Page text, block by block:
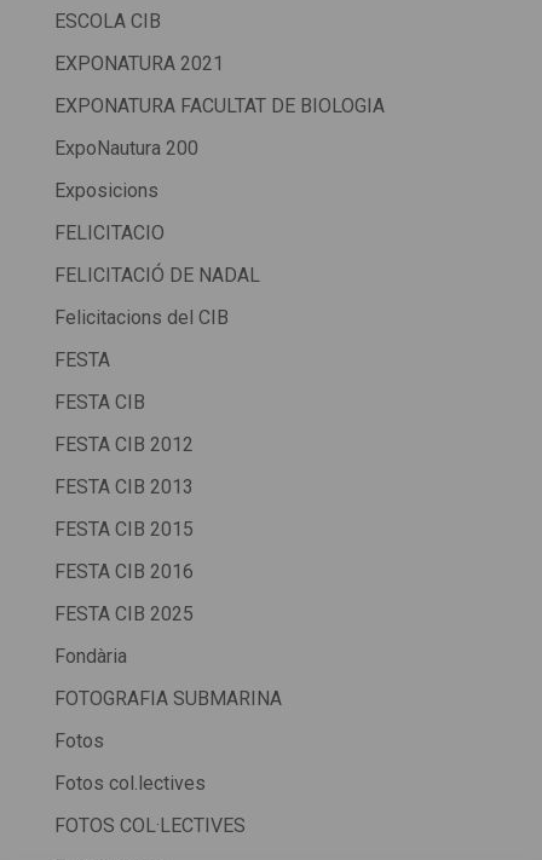
ESCOLA CIB
EXPONATURA 2021
EXPONATURA FACULTAT DE BIOLOGIA
ExpoNautura 200
Exposicions
FELICITACIO
FELICITACIÓ DE NADAL
Felicitacions del CIB
FESTA
FESTA CIB
FESTA CIB 2012
FESTA CIB 2013
FESTA CIB 2015
FESTA CIB 2016
FESTA CIB 2025
Fondària
FOTOGRAFIA SUBMARINA
Fotos
Fotos col.lectives
FOTOS COL·LECTIVES